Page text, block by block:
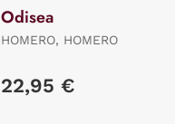
Odisea
HOMERO, HOMERO
22,95 €